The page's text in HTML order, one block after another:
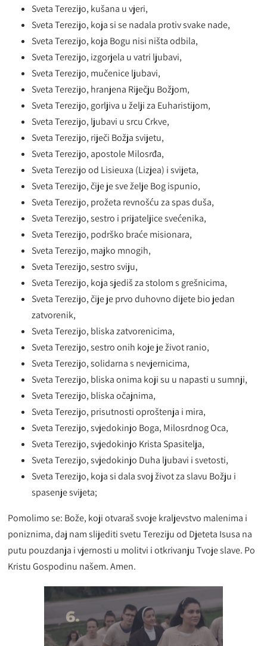
Sveta Terezijo, kušana u vjeri,
Sveta Terezijo, koja si se nadala protiv svake nade,
Sveta Terezijo, koja Bogu nisi ništa odbila,
Sveta Terezijo, izgorjela u vatri ljubavi,
Sveta Terezijo, mučenice ljubavi,
Sveta Terezijo, hranjena Riječju Božjom,
Sveta Terezijo, gorljiva u želji za Euharistijom,
Sveta Terezijo, ljubavi u srcu Crkve,
Sveta Terezijo, riječi Božja svijetu,
Sveta Terezijo, apostole Milosrđa,
Sveta Terezijo od Lisieuxa (Lizjea) i svijeta,
Sveta Terezijo, čije je sve želje Bog ispunio,
Sveta Terezijo, prožeta revnošću za spas duša,
Sveta Terezijo, sestro i prijateljice svećenika,
Sveta Terezijo, podrško braće misionara,
Sveta Terezijo, majko mnogih,
Sveta Terezijo, sestro sviju,
Sveta Terezijo, koja sjediš za stolom s grešnicima,
Sveta Terezijo, čije je prvo duhovno dijete bio jedan
zatvorenik,
Sveta Terezijo, bliska zatvorenicima,
Sveta Terezijo, sestro onih koje je život ranio,
Sveta Terezijo, solidarna s nevjernicima,
Sveta Terezijo, bliska onima koji su u napasti u sumnji,
Sveta Terezijo, bliska očajnima,
Sveta Terezijo, prisutnosti oproštenja i mira,
Sveta Terezijo, svjedokinjo Boga, Milosrdnog Oca,
Sveta Terezijo, svjedokinjo Krista Spasitelja,
Sveta Terezijo, svjedokinjo Duha ljubavi i svetosti,
Sveta Terezijo, koja si dala svoj život za slavu Božju i
spasenje svijeta;
Pomolimo se: Bože, koji otvaraš svoje kraljevstvo malenima i
poniznima, daj nam slijediti svetu Tereziju od Djeteta Isusa na
putu pouzdanja i vjernosti u molitvi i otkrivanju Tvoje slave. Po
Kristu Gospodinu našem. Amen.